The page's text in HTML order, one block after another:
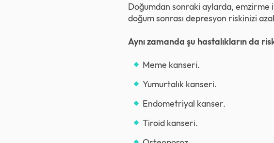
Doğumdan sonraki aylarda, emzirme
doğum sonrası depresyon riskinizi
Aynı zamanda şu hastalıkların da
Meme kanseri.
Yumurtalık kanseri.
Endometriyal kanser.
Tiroid kanseri.